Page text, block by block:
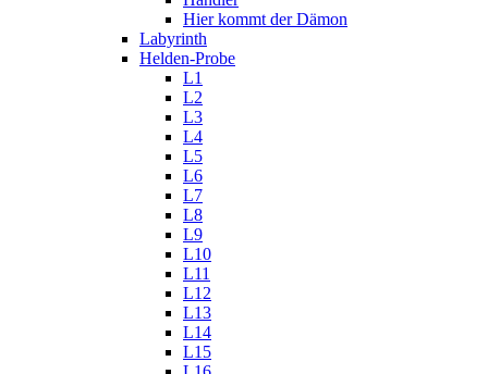
Hier kommt der Dämon
Labyrinth
Helden-Probe
L1
L2
L3
L4
L5
L6
L7
L8
L9
L10
L11
L12
L13
L14
L15